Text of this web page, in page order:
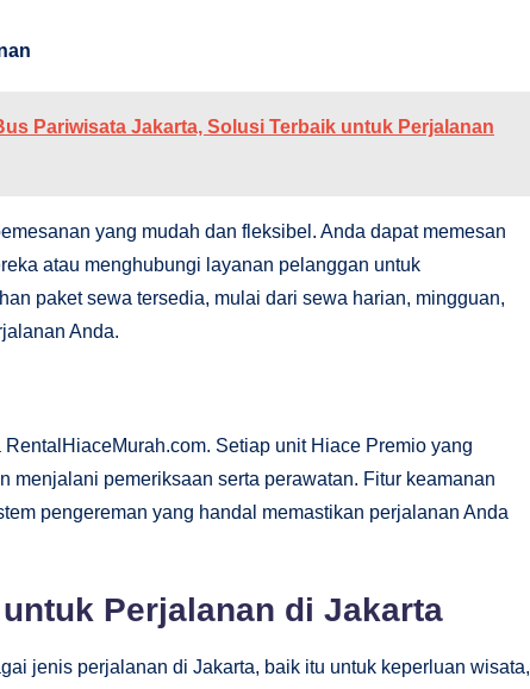
Pariwisata Jakarta, Solusi Terbaik untuk Perjalanan
yang mudah dan fleksibel. Anda dapat memesan
atau menghubungi layanan pelanggan untuk
paket sewa tersedia, mulai dari sewa harian, mingguan,
Anda.
Setiap unit Hiace Premio yang
menjalani pemeriksaan serta perawatan. Fitur keamanan
pengereman yang handal memastikan perjalanan Anda
Perjalanan di Jakarta
jenis perjalanan di Jakarta, baik itu untuk keperluan wisata,